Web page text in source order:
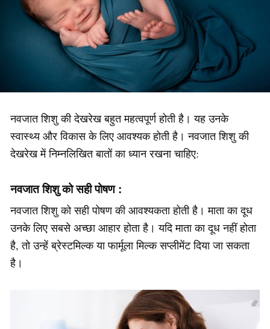
नवजात शिशु की देखरेख बहुत महत्वपूर्ण होती है। यह उनके
स्वास्थ्य और विकास के लिए आवश्यक होती है। नवजात शिशु की
देखरेख में निम्नलिखित बातों का ध्यान रखना चाहिए:
नवजात शिशु को सही पोषण :
नवजात शिशु को सही पोषण की आवश्यकता होती है। माता का दूध
उनके लिए सबसे अच्छा आहार होता है। यदि माता का दूध नहीं होता
है, तो उन्हें ब्रेस्टमिल्क या फार्मूला मिल्क सप्लीमेंट दिया जा सकता
है।